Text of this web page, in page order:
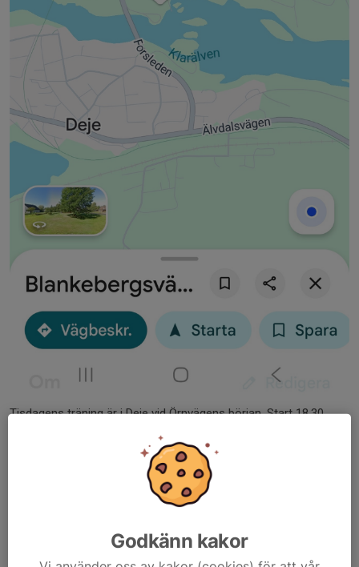
Tisdagens träning är i Deje vid Örnvägens början. Start 18.30.
HittaUt Grill och OL Träning tisdag 2
Godkänn kakor